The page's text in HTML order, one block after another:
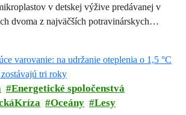
v detskej výžive predávanej v
dvoma z najväčších potravinárskych
Nestlé a Danone. Zistenia vyvolávajú
Energetické spoločenstvá
Oceány Lesy